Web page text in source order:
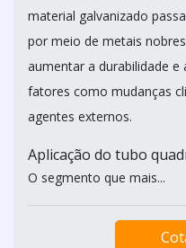
material galvanizado
por meio de metais
aumentar a durabilidade
fatores como mudanças
agentes externos.
Aplicação do tubo
O segmento que mais...